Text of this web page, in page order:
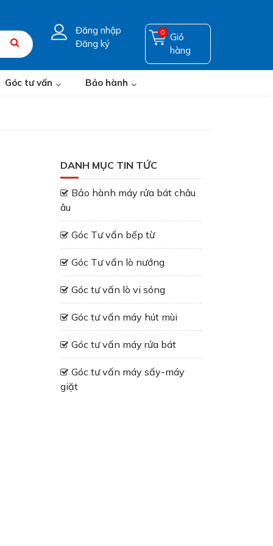
Đăng nhập
Đăng ký
Giỏ
hàng
0
Góc tư vấn Bảo hành
DANH MỤC TIN TỨC
Bảo hành máy rửa bát châu
âu
Góc Tư vấn bếp từ
Góc Tư vấn lò nướng
Góc tư vấn lò vi sóng
Góc tư vấn máy hút mùi
Góc tư vấn máy rửa bát
Góc tư vấn máy sấy-máy
giặt